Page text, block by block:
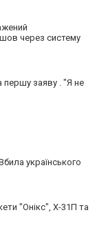
через систему
першу заяву . "Я не
українського
"Онікс", Х-31П та